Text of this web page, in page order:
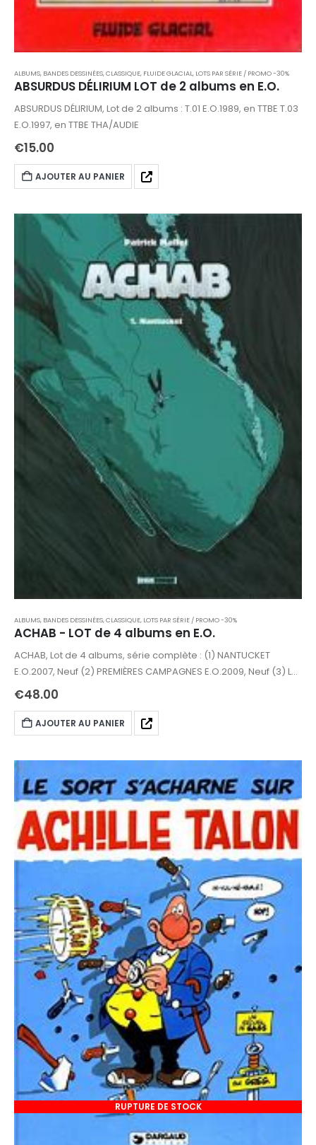
ALBUMS, BANDES DESSINÉES,CLASSIQUE, FLUIDE GLACIAL, LOTS PAR SÉRIE / PROMO -30%
ABSURDUS DÉLIRIUM LOT de 2 albums en E.O.
ABSURDUS DÉLIRIUM, Lot de 2 albums : T.01 E.O.1989, en TTBE T.03
E.O.1997, en TTBE THA/AUDIE
€15.00
AJOUTER AU PANIER
ALBUMS, BANDES DESSINÉES,CLASSIQUE, LOTS PAR SÉRIE / PROMO -30%
ACHAB - LOT de 4 albums en E.O.
ACHAB, Lot de 4 albums, série complète : (1) NANTUCKET
E.O.2007, Neuf (2) PREMIÈRES CAMPAGNES E.O.2009, Neuf (3) LES
TROIS DOUBLONS E.O.2009, Neuf (4) LA JAMBE D'IVOIRE
€48.00
AJOUTER AU PANIER
RUPTURE DE STOCK